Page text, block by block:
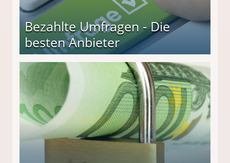
Bezahlte Umfragen - Die
besten Anbieter